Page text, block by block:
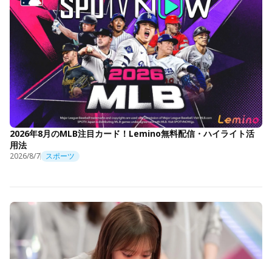
2026年8月のMLB注目カード！Lemino無料配信・ハイライト活
用法
2026/8/7 スポーツ